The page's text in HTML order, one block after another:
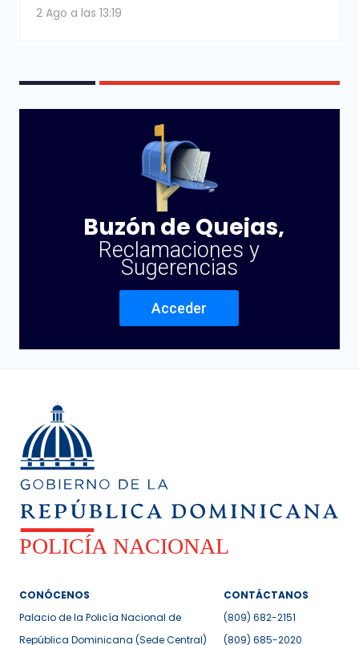
2 Ago a las 13:19
Buzón de Quejas,
Reclamaciones y
Sugerencias
Acceder
CONÓCENOS
Palacio de la Policía Nacional de
República Dominicana (Sede Central)
CONTÁCTANOS
(809) 682-2151
(809) 685-2020